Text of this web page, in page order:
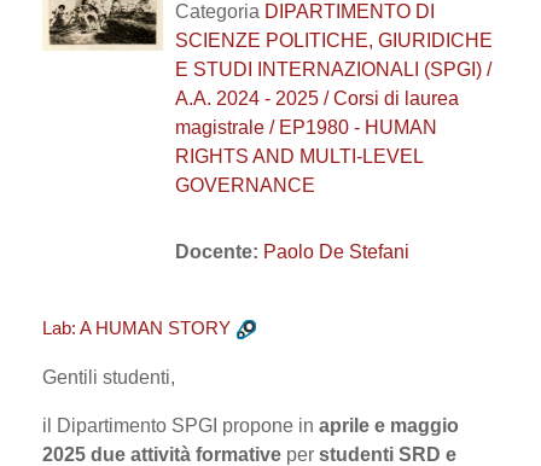
Categoria DIPARTIMENTO DI
SCIENZE POLITICHE, GIURIDICHE
E STUDI INTERNAZIONALI (SPGI) /
A.A. 2024 - 2025 / Corsi di laurea
magistrale / EP1980 - HUMAN
RIGHTS AND MULTI-LEVEL
GOVERNANCE
Docente: Paolo De Stefani
Lab: A HUMAN STORY
Gentili studenti,
il Dipartimento SPGI propone in aprile e maggio
2025 due attività formative per studenti SRD e